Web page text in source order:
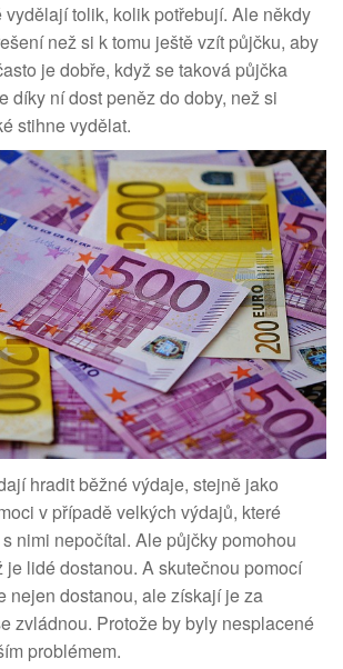
vydělají tolik, kolik potřebují. Ale někdy
než si k tomu ještě vzít půjčku, aby
je dobře, když se taková půjčka
díky ní dost peněz do doby, než si
stihne vydělat.
hradit běžné výdaje, stejně jako
v případě velkých výdajů, které
nimi nepočítal. Ale půjčky pomohou
je lidé dostanou. A skutečnou pomocí
nejen dostanou, ale získají je za
zvládnou. Protože by byly nesplacené
problémem.